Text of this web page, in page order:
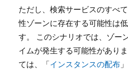
ただし、検索サービスのすべ
性ゾーンに存在する可能性は
す。 このシナリオでは、ゾー
イムが発生する可能性があり
ては、「インスタンスの配布